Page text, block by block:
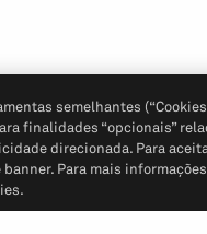
semelhantes
finalidades “opcionais”
direcionada. Para
Para mais